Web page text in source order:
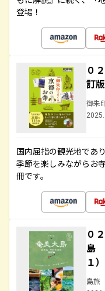
登場！
０
訂版
御朱
国内屈指の観光地であ
季節を楽しみながらお
冊です。
０
島
１
島旅